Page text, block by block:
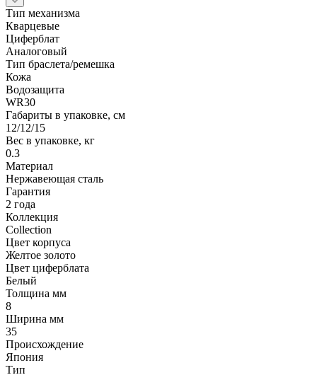
Тип механизма
Кварцевые
Циферблат
Аналоговый
Тип браслета/ремешка
Кожа
Водозащита
WR30
Габариты в упаковке, см
12/12/15
Вес в упаковке, кг
0.3
Материал
Нержавеющая сталь
Гарантия
2 года
Коллекция
Collection
Цвет корпуса
Желтое золото
Цвет циферблата
Белый
Толщина мм
8
Ширина мм
35
Происхождение
Япония
Тип